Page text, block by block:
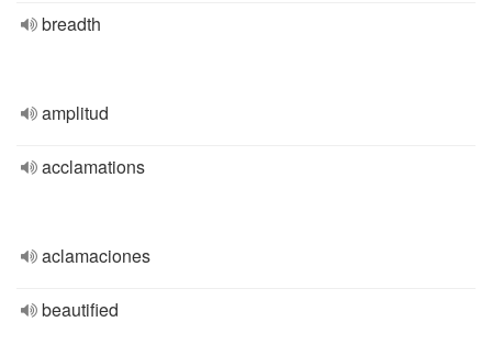
breadth
amplitud
acclamations
aclamaciones
beautified